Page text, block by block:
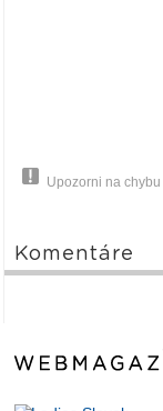
Upozorni na chybu
Komentáre